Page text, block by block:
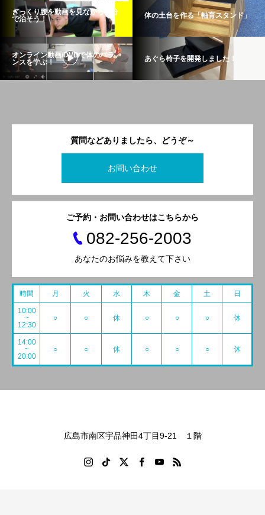
ぎっくり腰を動画を見ながら自分
で治そう！
体の土台を作る「軸育スタンド」
オンライン動画/DVDで体のバラ
ンスを学ぶ！
あぐら椅子を開発しました！
質問などありましたら、どうぞ～
お問い合わせ
ご予約・お問い合わせはこちらから
082-256-2003
あなたのお悩みを教えて下さい
時間 月 火 水 木 金 土 日
10:00
~
12:30
○ ○ 休 ○ ○ ○ 休
14:00
~
20:00
○ ○ 休 ○ ○ ○ 休
広島市南区宇品神田4丁目9-21 １階